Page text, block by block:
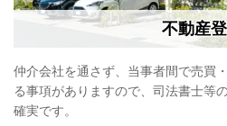
不動産
仲介会社を通さず、当事者間で売買
る事項がありますので、司法書士等
確実です。